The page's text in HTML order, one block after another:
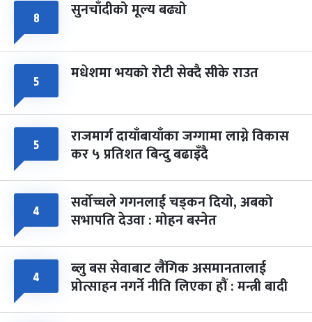
८ सुनचाँदीको मूल्य बढ्यो
५ मधेशमा भयको रोटी सेक्दै सीके राउत
५ राजमार्ग दायाँबायाँका जग्गामा लाग्ने विकास
कर ५ प्रतिशत बिन्दु बढाइँदै
४ सर्वोच्चले गगनलाई चड्कन दियो, अबको
सभापति देउवा : मोहन बस्नेत
४ ब्लु बस सेवाबाट लैंगिक असमानतालाई
प्रोत्साहन नगर्ने नीति लिएका हौं : मन्त्री बादी